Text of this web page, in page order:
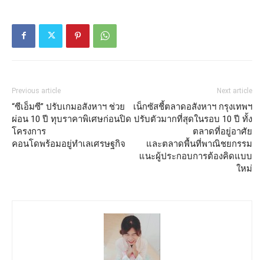
Previous article
“ซีเอ็มซี” ปรับเกมอสังหาฯ ช่วย
ผ่อน 10 ปี ทุบราคาพิเศษก่อนปิด
โครงการ
คอนโดพร้อมอยู่ทำเลเศรษฐกิจ
Next article
เน็กซัสชี้ตลาดอสังหาฯ กรุงเทพฯ
ปรับตัวมากที่สุดในรอบ 10 ปี ทั้ง
ตลาดที่อยู่อาศัย
และตลาดพื้นที่พาณิชยกรรม
แนะผู้ประกอบการต้องคิดแบบ
ใหม่